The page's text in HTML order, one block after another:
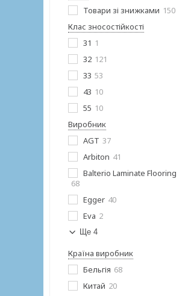
Товари зі знижками 150
Клас зносостійкості
31 1
32 121
33 53
43 10
55 10
Виробник
AGT 37
Arbiton 41
Balterio Laminate Flooring
68
Egger 40
Eva 2
Ще 4
Країна виробник
Бельгія 68
Китай 20